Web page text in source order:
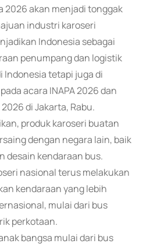
2026 akan menjadi tonggak
industri karoseri
Indonesia sebagai
penumpang dan logistik
Indonesia tetapi juga di
acara INAPA 2026 dan
di Jakarta, Rabu.
produk karoseri buatan
dengan negara lain, baik
desain kendaraan bus.
nasional terus melakukan
kendaraan yang lebih
mulai dari bus
perkotaan.
bangsa mulai dari bus